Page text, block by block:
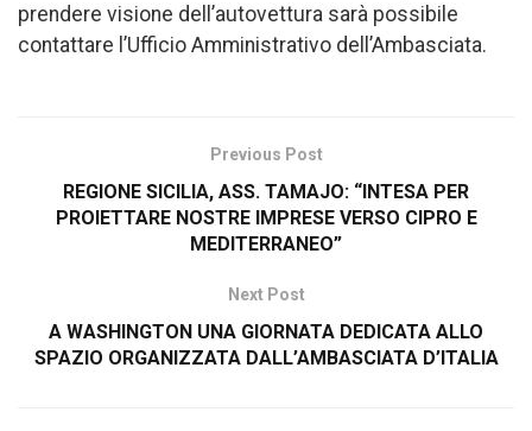
prendere visione dell’autovettura sarà possibile
contattare l’Ufficio Amministrativo dell’Ambasciata.
Previous Post
REGIONE SICILIA, ASS. TAMAJO: “INTESA PER
PROIETTARE NOSTRE IMPRESE VERSO CIPRO E
MEDITERRANEO”
Next Post
A WASHINGTON UNA GIORNATA DEDICATA ALLO
SPAZIO ORGANIZZATA DALL’AMBASCIATA D’ITALIA